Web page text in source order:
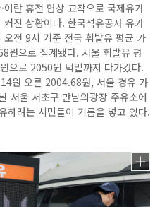
란 휴전 협상 교착으로 국제유가
진 상황이다. 한국석유공사 유가
전 9시 기준 전국 휘발유 평균 가
원으로 집계됐다. 서울 휘발유 평
으로 2050원 턱밑까지 다가갔다.
원 오른 2004.68원, 서울 경유 가
서울 서초구 만남의광장 주유소에
하려는 시민들이 기름을 넣고 있다.